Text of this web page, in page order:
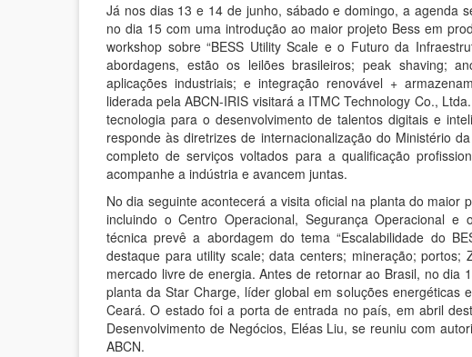
Já nos dias 13 e 14 de junho, sábado e domingo, a agenda
no dia 15 com uma introdução ao maior projeto Bess em
workshop sobre “BESS Utility Scale e o Futuro da
abordagens, estão os leilões brasileiros; peak shaving;
aplicações industriais; e integração renovável +
liderada pela ABCN-IRIS visitará a ITMC Technology Co.,
tecnologia para o desenvolvimento de talentos digitais e
responde às diretrizes de internacionalização do Ministério
completo de serviços voltados para a qualificação
acompanhe a indústria e avancem juntas.
No dia seguinte acontecerá a visita oficial na planta do maior
incluindo o Centro Operacional, Segurança Operacional
técnica prevê a abordagem do tema “Escalabilidade do
destaque para utility scale; data centers; mineração; portos;
mercado livre de energia. Antes de retornar ao Brasil, no dia
planta da Star Charge, líder global em soluções energéticas
Ceará. O estado foi a porta de entrada no país, em abril
Desenvolvimento de Negócios, Eléas Liu, se reuniu com
ABCN.